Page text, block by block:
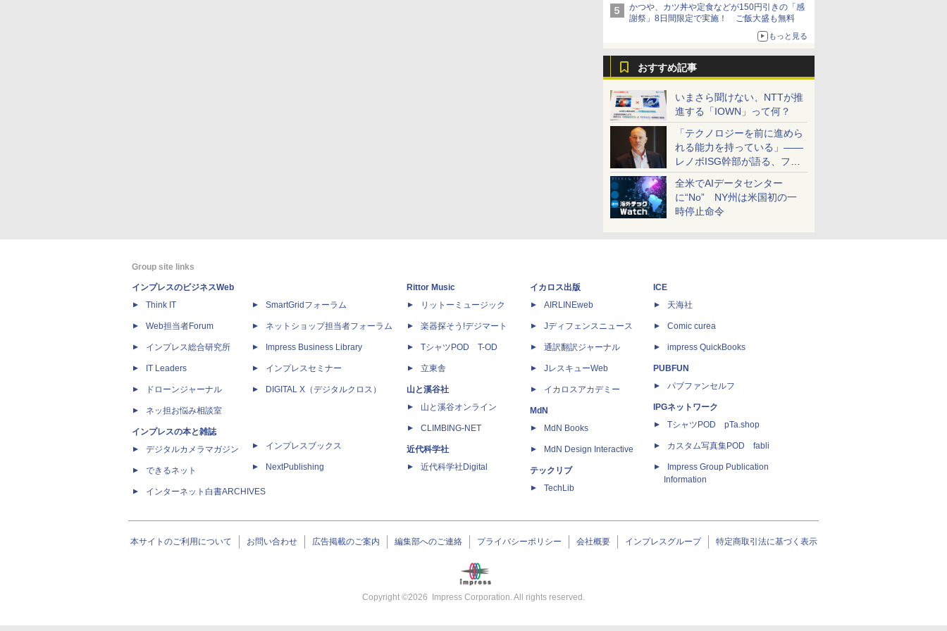
かつや、カツ丼や定食などが150円引きの「感
謝祭」8日間限定で実施！ ご飯大盛も無料
もっと見る
おすすめ記事
いまさら聞けない、NTTが推
進する「IOWN」って何？
「テクノロジーを前に進めら
れる能力を持っている」――
レノボISG幹部が語る、フル
スタックと水冷技術の強み
全米でAIデータセンター
に“No” NY州は米国初の一
時停止命令
Group site links
インプレスのビジネスWeb
Think IT
Web担当者Forum
インプレス総合研究所
IT Leaders
ドローンジャーナル
ネッ担お悩み相談室
インプレスの本と雑誌
デジタルカメラマガジン
できるネット
インターネット白書ARCHIVES
SmartGridフォーラム
ネットショップ担当者フォーラム
Impress Business Library
インプレスセミナー
DIGITAL X（デジタルクロス）
インプレスブックス
NextPublishing
Rittor Music
リットーミュージック
楽器探そう!デジマート
TシャツPOD T-OD
立東舎
山と溪谷社
山と溪谷オンライン
CLIMBING-NET
近代科学社
近代科学社Digital
イカロス出版
AIRLINEweb
Jディフェンスニュース
通訳翻訳ジャーナル
JレスキューWeb
イカロスアカデミー
MdN
MdN Books
MdN Design Interactive
テックリブ
TechLib
ICE
天海社
Comic curea
impress QuickBooks
PUBFUN
パブファンセルフ
IPGネットワーク
TシャツPOD pTa.shop
カスタム写真集POD fabli
Impress Group Publication
Information
本サイトのご利用について お問い合わせ 広告掲載のご案内 編集部へのご連絡 プライバシーポリシー 会社概要 インプレスグループ 特定商取引法に基づく表示
Copyright ©2026 Impress Corporation. All rights reserved.